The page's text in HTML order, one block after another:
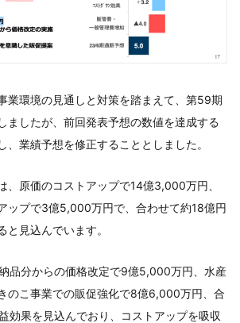
業環境の見通しと対策を踏まえて、第59期
ましたが、前回発表予想の数値を達成する
、業績予想を修正することとしました。
、原価のコストアップで14億3,000万円、
ップで3億5,000万円で、合わせて約18億円
と見込んでいます。
品分からの価格改定で9億5,000万円、水産
のこ事業での販促強化で8億6,000万円、合
効果を見込んでおり、コストアップを吸収